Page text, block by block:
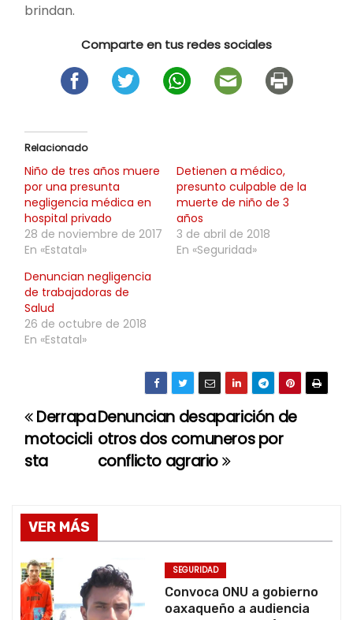
brindan.
Comparte en tus redes sociales
Relacionado
Niño de tres años muere
por una presunta
negligencia médica en
hospital privado
28 de noviembre de 2017
En «Estatal»
Detienen a médico,
presunto culpable de la
muerte de niño de 3
años
3 de abril de 2018
En «Seguridad»
Denuncian negligencia
de trabajadoras de
Salud
26 de octubre de 2018
En «Estatal»
N
a
e
g
a
Denuncian desaparición de
otros dos comuneros por
conflicto agrario
Derrapa
motocicli
sta
VER MÁS
SEGURIDAD
Convoca ONU a gobierno
oaxaqueño a audiencia